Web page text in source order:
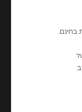
בחינם.